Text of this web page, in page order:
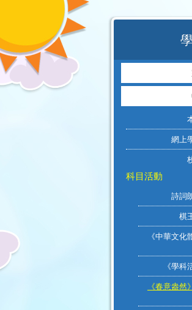
網上
科目活動
詩詞
棋
《中華文化
《學科
《春意盎然